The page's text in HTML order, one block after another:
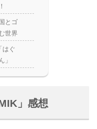
とゴ
世界
はぐ
」
」感想